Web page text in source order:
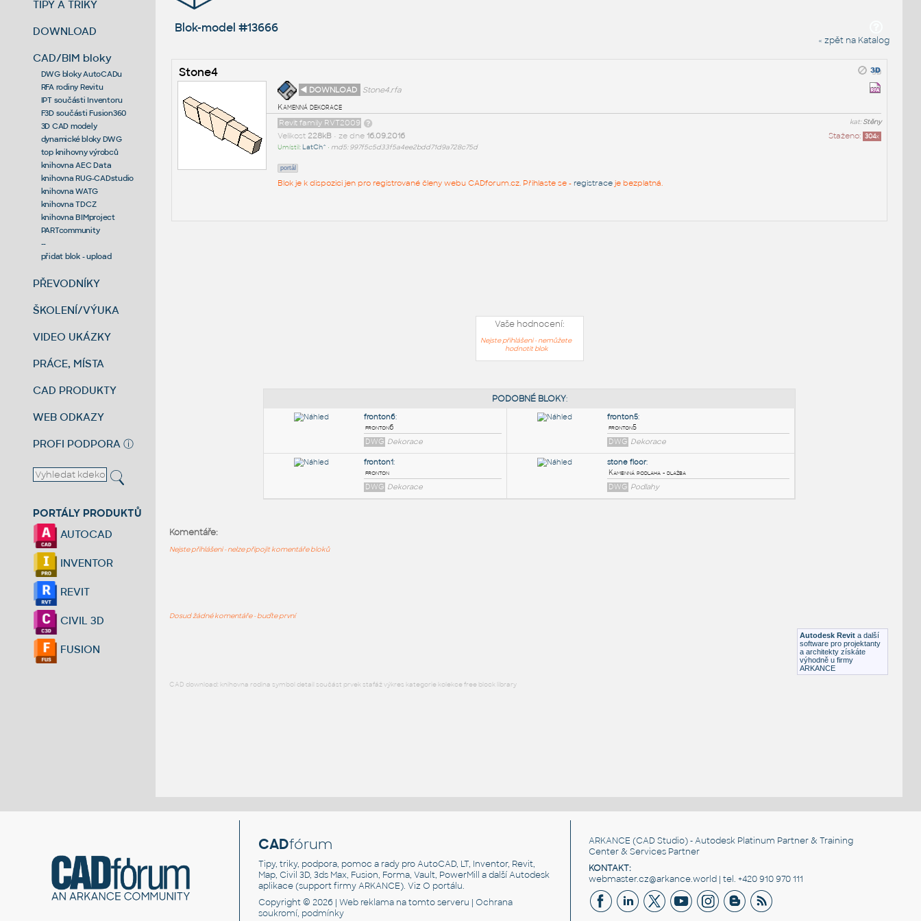
TIPY A TRIKY
DOWNLOAD
CAD/BIM bloky
DWG bloky AutoCADu
RFA rodiny Revitu
IPT součásti Inventoru
F3D součásti Fusion360
3D CAD modely
dynamické bloky DWG
top knihovny výrobců
knihovna AEC Data
knihovna RUG-CADstudio
knihovna WATG
knihovna TDCZ
knihovna BIMproject
PARTcommunity
--
přidat blok - upload
PŘEVODNÍKY
ŠKOLENÍ/VÝUKA
VIDEO UKÁZKY
PRÁCE, MÍSTA
CAD PRODUKTY
WEB ODKAZY
PROFI PODPORA ⓘ
PORTÁLY PRODUKTŮ
AUTOCAD
INVENTOR
REVIT
CIVIL 3D
FUSION
Blok-model #13666
« zpět na Katalog
Stone4
◄ DOWNLOAD
Stone4.rfa
Kamenná dekorace
kat:Stěny
Revit family RVT2009
Staženo: 304x
Velikost 228kB• ze dne 16.09.2016
Umístil: LatCh^ • md5: 997f5c5d33f5a4ee2bdd71d9a728c75d
portál
Blok je k dispozici jen pro registrované členy webu CADforum.cz. Přihlaste se - registraceje bezplatná.
Vaše hodnocení:
Nejste přihlášeni - nemůžete
hodnotit blok
Autodesk Revit a další
software pro projektanty
a architekty získáte
výhodně u firmy
ARKANCE
Komentáře:
Nejste přihlášeni - nelze připojit komentáře bloků
Dosud žádné komentáře - buďte první
CAD download: knihovna rodina symbol detail součást prvek stafáž výkres kategorie kolekce free block library
CADfórum
Tipy, triky, podpora, pomoc a rady pro AutoCAD, LT, Inventor, Revit,
Map, Civil 3D, 3ds Max, Fusion, Forma, Vault, PowerMill a další Autodesk
aplikace (support firmy ARKANCE). VizO portálu.
Copyright © 2026 |Web reklama na tomto serveru |Ochrana
soukromí, podmínky
ARKANCE (CAD Studio) - Autodesk Platinum Partner & Training
Center & Services Partner
KONTAKT:
webmaster.cz@arkance.world | tel. +420 910 970 111